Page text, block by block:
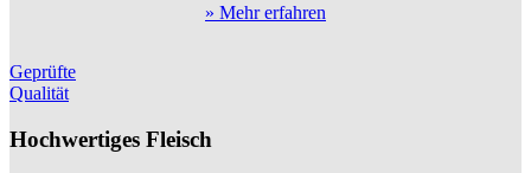
» Mehr erfahren
Geprüfte
Qualität
Hochwertiges Fleisch